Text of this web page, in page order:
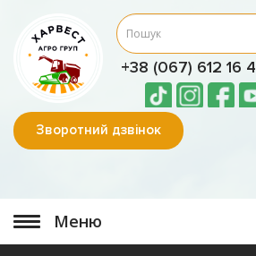
+38 (067) 612 16
Зворотний дзвінок
Меню